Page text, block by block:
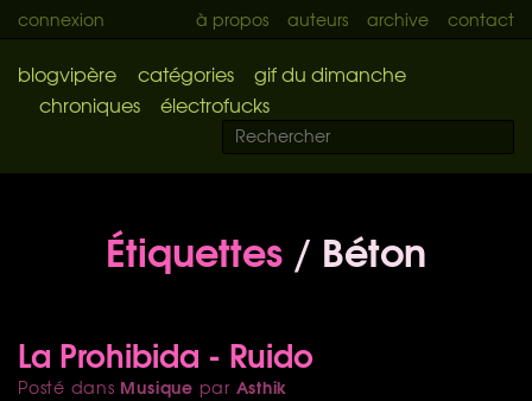
connexion à propos auteurs archive contact
blogvipère catégories
gif du dimanche
chroniques
électrofucks
Étiquettes / Béton
La Prohibida - Ruido
Posté dans Musique par Asthik